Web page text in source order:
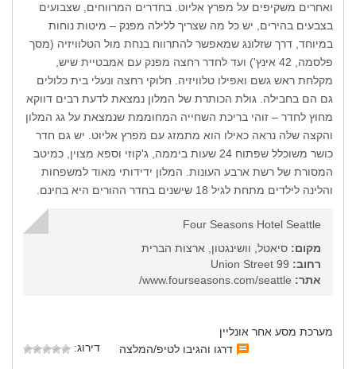
ואחרים משקיפים על מפרץ אליוט. בחדרים המרווחים, שצבועים
בצבעים בהירים, יש כל מה שצריך ללילה מפנק – מיטות נוחות
במיוחד, דרך שזלונג שמאפשר להתרווח בנחת מול הטלוויזיה (מסך
פלסמה, 42 אינץ') ועד לחדר רחצה מפנק עם אמבטיית שיש,
מקלחת ראש גשם ואפילו טלוויזיה. חלוקי רחצה ונעלי בית כלולים
גם הם בחבילה. גולת הכותרת של המלון נמצאת לדעת רבים דווקא
מחוץ לחדר – זוהי בריכת השחייה המחוממת שנמצאת על גג המלון
והקצה שלה נראה כאילו הוא מתמזג עם מפרץ אליוט. יש גם חדר
כושר משוכלל שפתוח 24 שעות ביממה, ג'קוזי וספא מצוין, כמיטב
המסורת של רשת ארבע העונות. המלון ידידותי מאוד למשפחות
והלינה לילדים מתחת לגיל 18 שישנים בחדר ההורים היא בחינם.
Four Seasons Hotel Seattle
מקום: סיאטל, וושינגטון, ארצות הברית
רחוב:
אתר:
מערכת מסע אחר אונליין
דרגו והגיבו לטיפ/המלצה
דירוג: